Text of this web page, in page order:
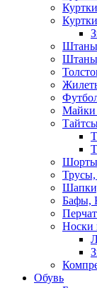
Штаны
Штаны
Майки
Бафы,
Носки
Обувь